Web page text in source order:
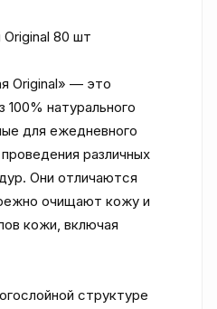
80 шт
Original» — это
100% натурального
для ежедневного
различных
Они отличаются
очищают кожу и
кожи, включая
структуре